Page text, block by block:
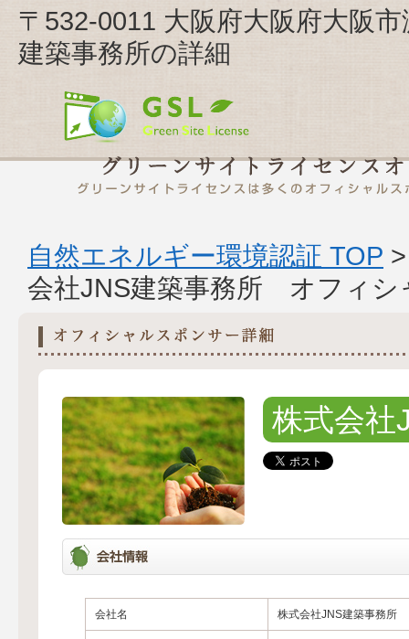
〒532-0011 大阪府大阪府大阪
建築事務所の詳細
自然エネルギー環境認証 TOP
会社JNS建築事務所 オフィシ
株式会社
会社名 株式会社JNS建築事務所